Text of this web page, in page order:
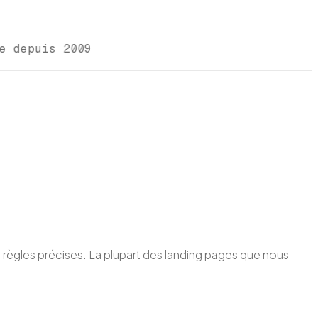
depuis 2009
précises. La plupart des landing pages que nous